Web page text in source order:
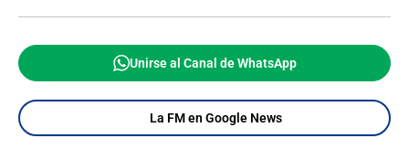
Unirse al Canal de WhatsApp
La FM en Google News